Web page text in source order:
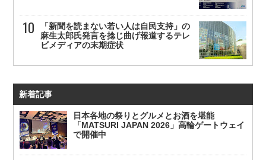
「新聞を読まない若い人は自民支持」の
麻生太郎氏発言を捻じ曲げ報道するテレ
ビメディアの末期症状
新着記事
日本各地の祭りとグルメとお酒を堪能
「MATSURI JAPAN 2026」高輪ゲートウェイ
で開催中